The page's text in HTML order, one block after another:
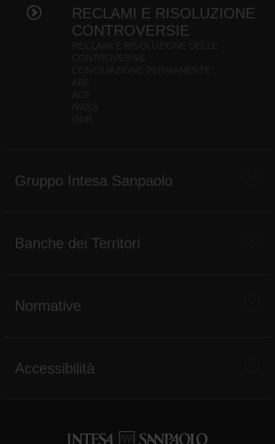
RECLAMI E RISOLUZIONE
CONTROVERSIE
Gruppo Intesa Sanpaolo
Banche dei Territori
Normative
Accessibilità